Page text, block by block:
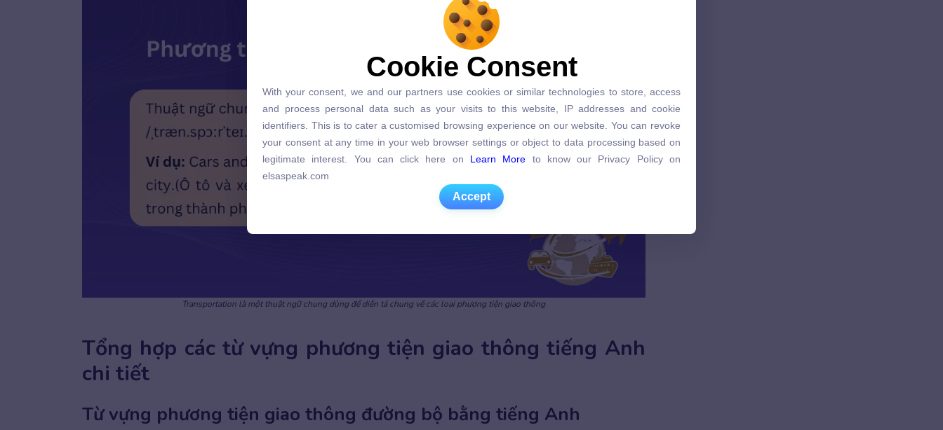
Transportation là một thuật ngữ chung dùng để diễn tả chung về các loại phương tiện giao thông
Tổng hợp các từ vựng phương tiện giao thông tiếng Anh
chi tiết
Từ vựng phương tiện giao thông đường bộ bằng tiếng Anh
Cookie Consent
and process personal data such as your visits to this website, IP addresses and cookie
identifiers. This is to cater a customised browsing experience on our website. You can revoke
your consent at any time in your web browser settings or object to data processing based on
legitimate interest. You can click here on
Learn More
to know our Privacy Policy on
elsaspeak.com
Accept
Cookie Consent
With your consent, we and our partners use cookies or similar technologies to store, access
and process personal data such as your visits to this website, IP addresses and cookie
identifiers. This is to cater a customised browsing experience on our website. You can revoke
your consent at any time in your web browser settings or object to data processing based on
legitimate interest. You can click here on Learn More to know our Privacy Policy on
elsaspeak.com
Accept